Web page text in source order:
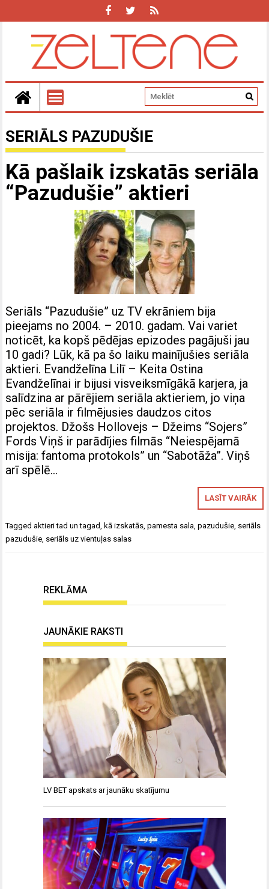
SERIĀLS PAZUDUŠIE
Kā pašlaik izskatās seriāla
“Pazudušie” aktieri
Seriāls “Pazudušie” uz TV ekrāniem bija
pieejams no 2004. – 2010. gadam. Vai variet
noticēt, ka kopš pēdējas epizodes pagājuši jau
10 gadi? Lūk, kā pa šo laiku mainījušies seriāla
aktieri. Evandželīna Lilī – Keita Ostina
Evandželīnai ir bijusi visveiksmīgākā karjera, ja
salīdzina ar pārējiem seriāla aktieriem, jo viņa
pēc seriāla ir filmējusies daudzos citos
projektos. Džošs Hollovejs – Džeims “Sojers”
Fords Viņš ir parādījies filmās “Neiespējamā
misija: fantoma protokols” un “Sabotāža”. Viņš
arī spēlē…
LASĪT VAIRĀK
Taggedaktieri tad un tagad ,kā izskatās ,pamesta sala ,pazudušie seriāls
pazudušie seriāls uz vientuļas salas
REKLĀMA
JAUNĀKIE RAKSTI
LV BET apskats ar jaunāku skatījumu